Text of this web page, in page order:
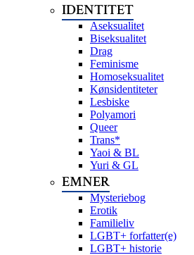
IDENTITET
Aseksualitet
Biseksualitet
Drag
Feminisme
Homoseksualitet
Kønsidentiteter
Lesbiske
Polyamori
Queer
Trans*
Yaoi & BL
Yuri & GL
EMNER
Mysteriebog
Erotik
Familieliv
LGBT+ forfatter(e)
LGBT+ historie